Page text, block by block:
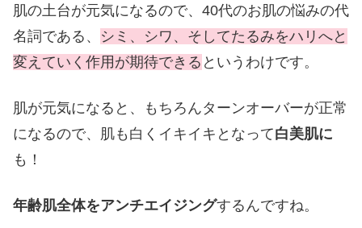
肌の土台が元気になるので、40代のお肌の悩みの代
名詞である、 シミ、シワ、そしてたるみをハリへと
変えていく作用が期待できる というわけです。
肌が元気になると、もちろんターンオーバーが正常
になるので、肌も白くイキイキとなって白美肌に
も！
年齢肌全体をアンチエイジングするんですね。